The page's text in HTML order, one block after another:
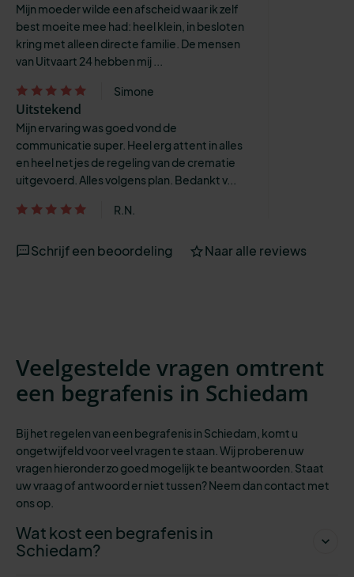
Mijn moeder wilde een afscheid waar ik zelf
best moeite mee had: heel klein, in besloten
kring met alleen directe familie. De mensen
van Uitvaart 24 hebben mij ...
Simone
Uitstekend
Mijn ervaring was goed vond de
communicatie super. Heel erg attent in alles
en heel netjes de regeling van de crematie
uitgevoerd. Alles volgens plan. Bedankt v...
R.N.
Schrijf een beoordeling Naar alle reviews
Veelgestelde vragen omtrent
een begrafenis in Schiedam
Bij het regelen van een begrafenis in Schiedam, komt u
ongetwijfeld voor veel vragen te staan. Wij proberen uw
vragen hieronder zo goed mogelijk te beantwoorden. Staat
uw vraag of antwoord er niet tussen? Neem dan contact met
ons op.
Wat kost een begrafenis in
Schiedam?